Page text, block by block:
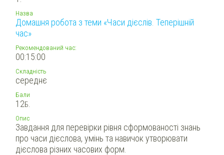
Назва
Домашня робота з теми «Часи дієслів. Теперішній
час»
Рекомендований час:
00:15:00
Складність
середнє
Бали
12Б.
Опис
Завдання для перевірки рівня сформованості знань
про часи дієслова, умінь та навичок утворювати
дієслова різних часових форм.